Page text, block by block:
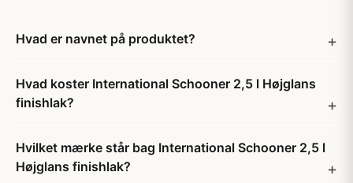
Hvad er navnet på produktet?
Hvad koster International Schooner 2,5 l Højglans
finishlak?
Hvilket mærke står bag International Schooner 2,5 l
Højglans finishlak?